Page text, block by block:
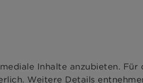
Inhalte anzubieten. Für
Weitere Details